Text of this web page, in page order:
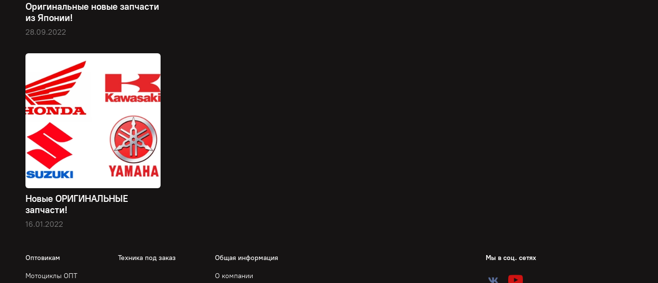
Оригинальные новые запчасти
из Японии!
28.09.2022
Новые ОРИГИНАЛЬНЫЕ
запчасти!
16.01.2022
Оптовикам
Мотоциклы ОПТ
Техника под заказ Общая информация
О компании
Мы в соц. сетях